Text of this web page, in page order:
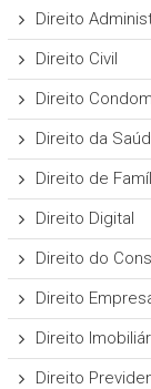
Direito
Direito Civil
Direito
Direito da
Direito de
Direito Digital
Direito do
Direito
Direito
Direito